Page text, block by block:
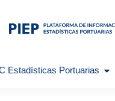
Estadísticas Portuarias